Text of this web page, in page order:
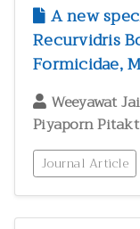
A new
Recurvidris
Formicidae,
Weeyawat
Piyaporn
Journal Article
สัตววิทยาและผลิต
สุขภาพและพยาธิวิท
อนุกรมวิธาน
อาหารและโภชนากา